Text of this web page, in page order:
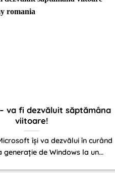
– va fi dezvăluit săptămâna
viitoare!
își va dezvălui în curând
de Windows la un...